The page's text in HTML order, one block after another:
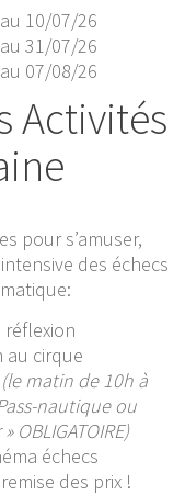
10/07/26
31/07/26
07/08/26
Activités
pour s’amuser,
des échecs
réflexion
au cirque
(le matin de 10h à
nautique ou
OBLIGATOIRE)
échecs
des prix !